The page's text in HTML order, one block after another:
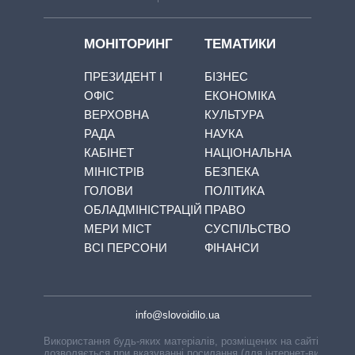
МОНІТОРИНГ
ПРЕЗИДЕНТ І
ОФІС
ВЕРХОВНА
РАДА
КАБІНЕТ
МІНІСТРІВ
ГОЛОВИ
ОБЛАДМІНІСТРАЦІЙ
МЕРИ МІСТ
ВСІ ПЕРСОНИ
ТЕМАТИКИ
БІЗНЕС
ЕКОНОМІКА
КУЛЬТУРА
НАУКА
НАЦІОНАЛЬНА
БЕЗПЕКА
ПОЛІТИКА
ПРАВО
СУСПІЛЬСТВО
ФІНАНСИ
info@slovoidilo.ua
Використання будь-яких матеріалів, розміщених на сайті,